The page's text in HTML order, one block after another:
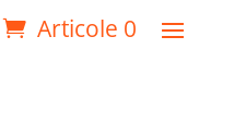
Articole 0